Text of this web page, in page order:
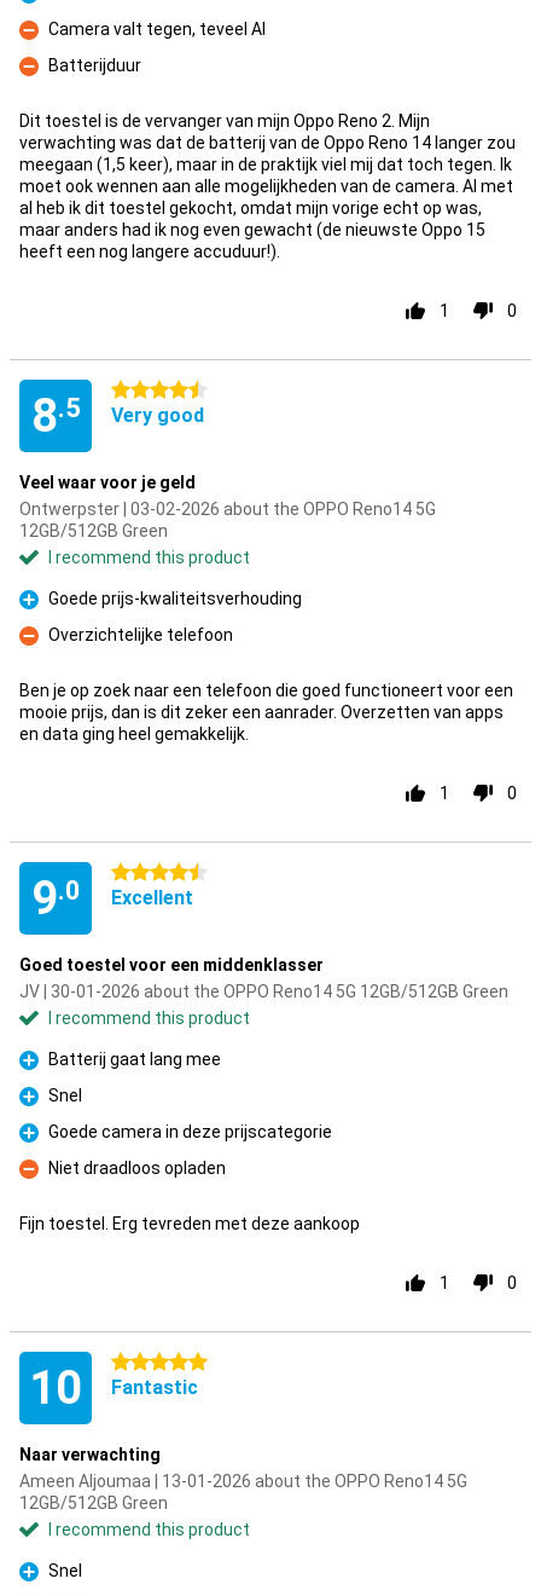
Pro
Con
Camera valt tegen, teveel AI
Con
Batterijduur
Dit toestel is de vervanger van mijn Oppo Reno 2. Mijn
verwachting was dat de batterij van de Oppo Reno 14 langer zou
meegaan (1,5 keer), maar in de praktijk viel mij dat toch tegen. Ik
moet ook wennen aan alle mogelijkheden van de camera. Al met
al heb ik dit toestel gekocht, omdat mijn vorige echt op was,
maar anders had ik nog even gewacht (de nieuwste Oppo 15
heeft een nog langere accuduur!).
1 0
8.5
4.5 stars
Very good
Veel waar voor je geld
Ontwerpster | 03-02-2026 about the OPPO Reno14 5G
12GB/512GB Green
I recommend this product
Pro
Goede prijs-kwaliteitsverhouding
Con
Overzichtelijke telefoon
Ben je op zoek naar een telefoon die goed functioneert voor een
mooie prijs, dan is dit zeker een aanrader. Overzetten van apps
en data ging heel gemakkelijk.
1 0
9.0
4.5 stars
Excellent
Goed toestel voor een middenklasser
JV | 30-01-2026 about the OPPO Reno14 5G 12GB/512GB Green
I recommend this product
Pro
Batterij gaat lang mee
Pro
Snel
Pro
Goede camera in deze prijscategorie
Con
Niet draadloos opladen
Fijn toestel. Erg tevreden met deze aankoop
1 0
10 5 stars
Fantastic
Naar verwachting
Ameen Aljoumaa | 13-01-2026 about the OPPO Reno14 5G
12GB/512GB Green
I recommend this product
Pro
Snel